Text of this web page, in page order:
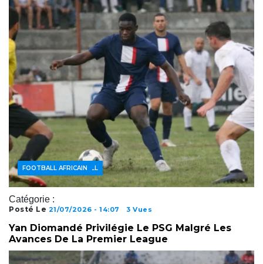
Catégorie :
ACTUALITÉS FOOTBALL
FOOTBALL AFRICAIN
Posté Le 21/07/2026 - 14:07 3 Vues
Yan Diomandé Privilégie Le PSG Malgré Les
Avances De La Premier League